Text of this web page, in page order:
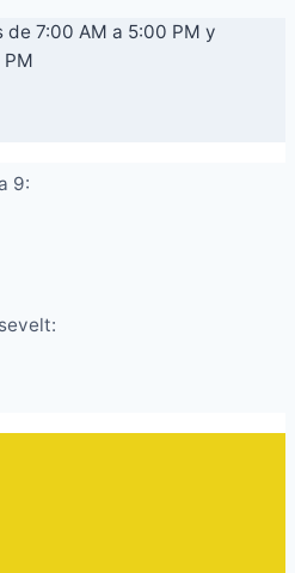
7:00 AM a 5:00 PM y
9: